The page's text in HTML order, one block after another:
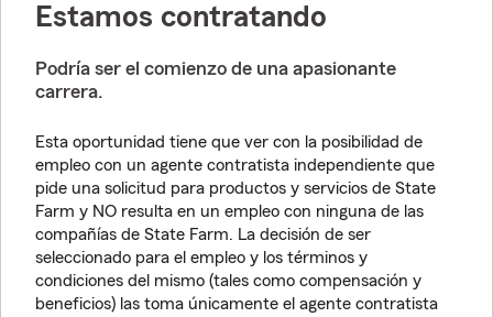
Estamos contratando
Podría ser el comienzo de una apasionante
carrera.
Esta oportunidad tiene que ver con la posibilidad de
empleo con un agente contratista independiente que
pide una solicitud para productos y servicios de State
Farm y NO resulta en un empleo con ninguna de las
compañías de State Farm. La decisión de ser
seleccionado para el empleo y los términos y
condiciones del mismo (tales como compensación y
beneficios) las toma únicamente el agente contratista